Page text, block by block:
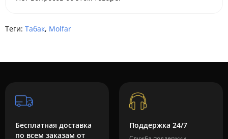
Теги: Табак, Molfar
Бесплатная доставка
по всем заказам от
Поддержка 24/7